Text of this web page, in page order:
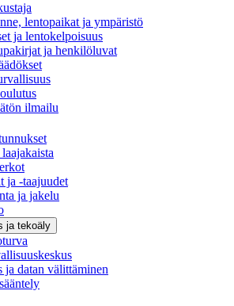
lentopaikat ja ympäristö
ja lentokelpoisuus
ja henkilöluvat
ilmailu
ja -taajuudet
ja jakelu
ja tekoäly
ja datan välittäminen